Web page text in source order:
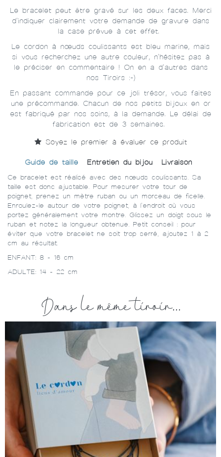
Le bracelet peut être gravé sur les deux faces. Merci
d'indiquer clairement votre demande de gravure dans
la case prévue à cet effet.
Le cordon à nœuds coulissants est bleu marine, mais
si vous recherchez une autre couleur, n'hésitez pas à
le préciser en commentaire ! On en a d'autres dans
nos Tiroirs :-)
En passant commande pour ce joli trésor, vous faites
une précommande. Chacun de nos petits bijoux en or
est fabriqué par nos soins, à la demande. Le délai de
fabrication est de 3 semaines.
Soyez le premier à évaluer ce produit
Guide de taille Entretien du bijou Livraison
Ce bracelet est réalisé avec des nœuds coulissants. Sa
taille est donc ajustable. Pour mesurer votre tour de
poignet, prenez un mètre ruban ou un morceau de ficelle.
Enroulez-le autour de votre poignet, à l’endroit où vous
portez généralement votre montre. Glissez un doigt sous le
ruban et notez la longueur obtenue. Petit conseil : pour
éviter que votre bracelet ne soit trop serré, ajoutez 1 à 2
cm au résultat.
ENFANT: 8 - 16 cm
ADULTE: 14 - 22 cm
Dans le même tiroir...